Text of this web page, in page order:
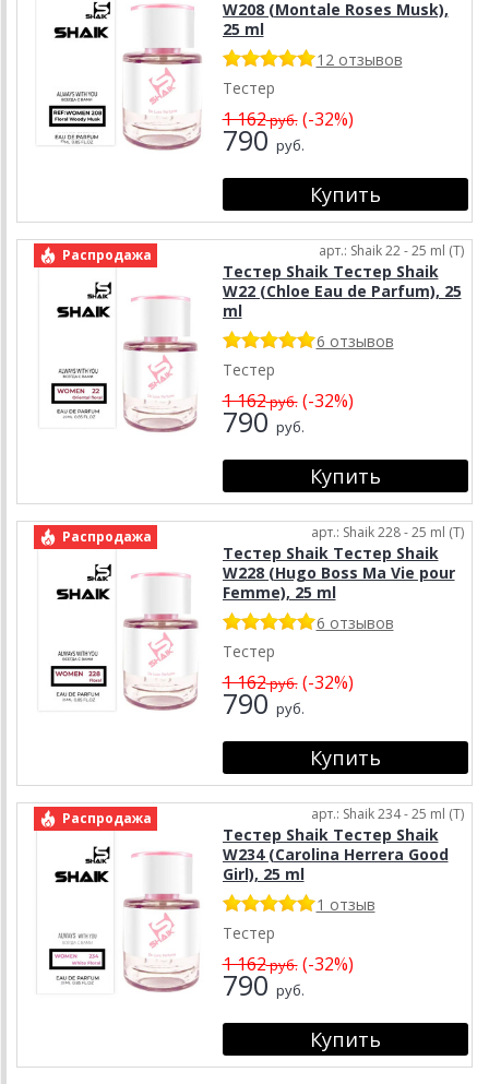
W208 (Montale Roses Musk),
25 ml
12 отзывов
Тестер
1 162руб.(-32%)
790 руб.
Распродажа арт.: Shaik 22 - 25 ml (T)
Тестер Shaik Тестер Shaik
W22 (Chloe Eau de Parfum), 25
ml
6 отзывов
Тестер
1 162руб.(-32%)
790 руб.
Распродажа арт.: Shaik 228 - 25 ml (T)
Тестер Shaik Тестер Shaik
W228 (Hugo Boss Ma Vie pour
Femme), 25 ml
6 отзывов
Тестер
1 162руб.(-32%)
790 руб.
Распродажа арт.: Shaik 234 - 25 ml (T)
Тестер Shaik Тестер Shaik
W234 (Carolina Herrera Good
Girl), 25 ml
1 отзыв
Тестер
1 162руб.(-32%)
790 руб.